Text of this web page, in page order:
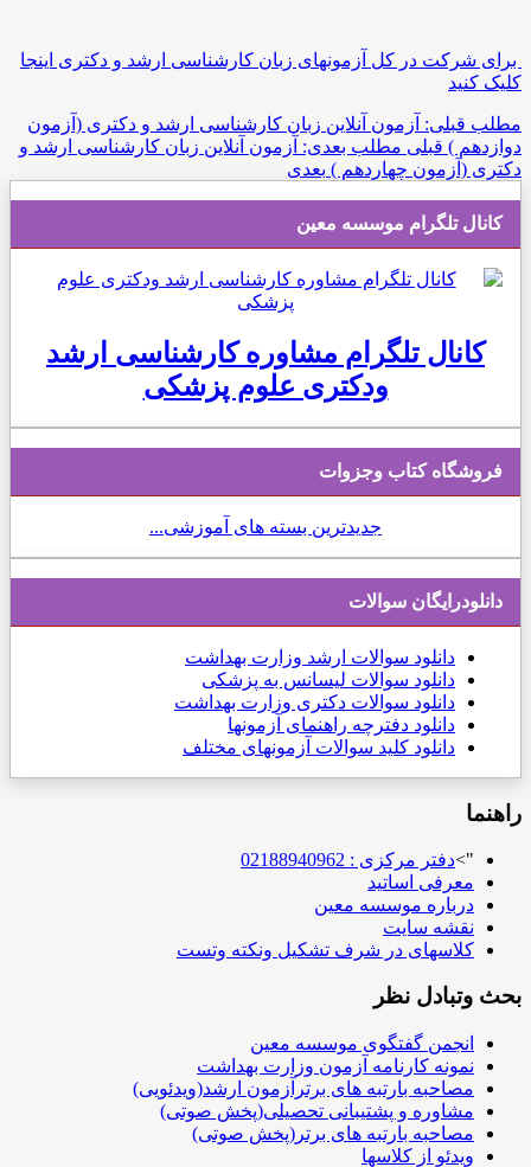
برای شرکت در کل آزمونهای زبان کارشناسی ارشد و دکتری اینجا
کلیک کنید
مطلب قبلی: آزمون آنلاین زبان کارشناسی ارشد و دکتری (آزمون
دوازدهم ) قبلی مطلب بعدی: آزمون آنلاین زبان کارشناسی ارشد و
دکتری (آزمون چهاردهم ) بعدی
کانال تلگرام موسسه معین
کانال تلگرام مشاوره کارشناسی ارشد
ودکتری علوم پزشکی
فروشگاه کتاب وجزوات
جدیدترین بسته های آموزشی...
دانلودرایگان سوالات
دانلود سوالات ارشد وزارت بهداشت
دانلود سوالات لیسانس به پزشکی
دانلود سوالات دکتری وزارت بهداشت
دانلود دفترچه راهنمای آزمونها
دانلود کلید سوالات آزمونهای مختلف
راهنما
">دفتر مرکزی : 02188940962
معرفی اساتید
درباره موسسه معین
نقشه سایت
کلاسهای در شرف تشکیل ونکته وتست
بحث وتبادل نظر
انجمن گفتگوی موسسه معین
نمونه کارنامه آزمون وزارت بهداشت
مصاحبه بارتبه های برترآزمون ارشد(ویدئویی)
مشاوره و پشتیبانی تحصیلی(پخش صوتی)
مصاحبه بارتبه های برتر(پخش صوتی)
ویدئو از کلاسها